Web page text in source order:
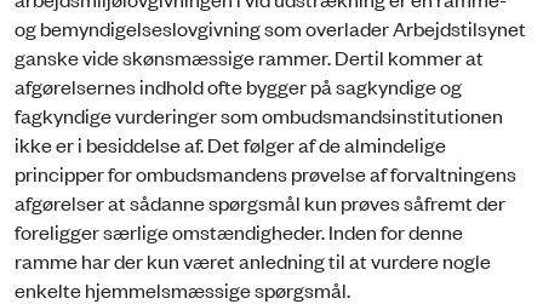
og bemyndigelseslovgivning som overlader Arbejdstilsynet
ganske vide skønsmæssige rammer. Dertil kommer at
afgørelsernes indhold ofte bygger på sagkyndige og
fagkyndige vurderinger som ombudsmandsinstitutionen
ikke er i besiddelse af. Det følger af de almindelige
principper for ombudsmandens prøvelse af forvaltningens
afgørelser at sådanne spørgsmål kun prøves såfremt der
foreligger særlige omstændigheder. Inden for denne
ramme har der kun været anledning til at vurdere nogle
enkelte hjemmelsmæssige spørgsmål.